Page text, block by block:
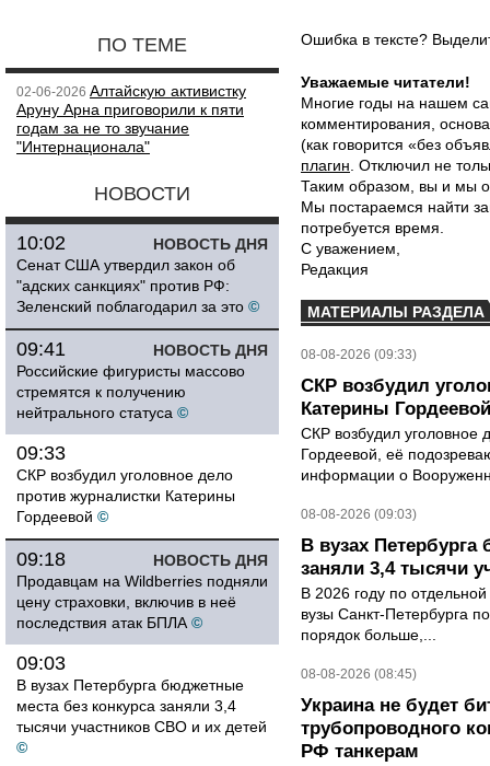
ПО ТЕМЕ
02-06-2026 Алтайскую активистку
Аруну Арна приговорили к пяти
годам за не то звучание
"Интернационала"
НОВОСТИ
НОВОСТЬ ДНЯ
10:02
Сенат США утвердил закон об
"адских санкциях" против РФ:
Зеленский поблагодарил за это ©
НОВОСТЬ ДНЯ
09:41
Российские фигуристы массово
стремятся к получению
нейтрального статуса ©
09:33
СКР возбудил уголовное дело
против журналистки Катерины
Гордеевой ©
НОВОСТЬ ДНЯ
09:18
Продавцам на Wildberries подняли
цену страховки, включив в неё
последствия атак БПЛА ©
09:03
В вузах Петербурга бюджетные
места без конкурса заняли 3,4
тысячи участников СВО и их детей
©
Ошибка в тексте?
Уважаемые читатели!
Многие годы на нашем
комментирования,
(как говорится «без
плагин . Отключил не
Таким образом, вы и мы
Мы постараемся найти
потребуется время.
С уважением,
Редакция
МАТЕРИАЛЫ РАЗДЕЛА
08-08-2026 (09:33)
СКР возбудил
Катерины Гордеевой
СКР возбудил уголовное
Гордеевой, её
информации о
08-08-2026 (09:03)
В вузах
заняли 3,4 тысячи
В 2026 году по
вузы Санкт-Петербурга
порядок больше,...
08-08-2026 (08:45)
Украина не будет
трубопроводного
РФ танкерам